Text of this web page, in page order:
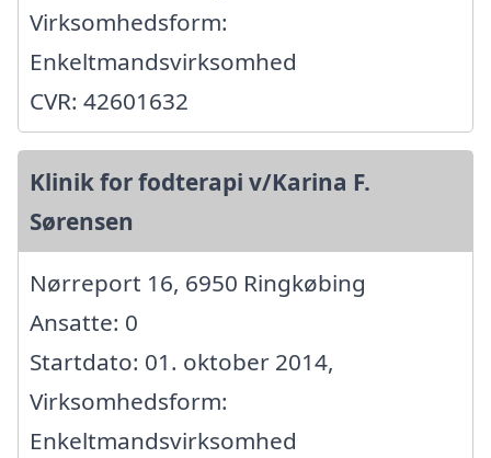
Virksomhedsform:
Enkeltmandsvirksomhed
CVR: 42601632
Klinik for fodterapi v/Karina F.
Sørensen
Nørreport 16, 6950 Ringkøbing
Ansatte: 0
Startdato: 01. oktober 2014,
Virksomhedsform:
Enkeltmandsvirksomhed